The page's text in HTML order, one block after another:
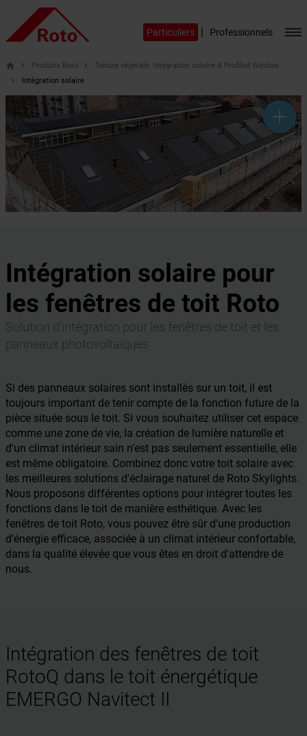
Particuliers | Professionnels
help_outline
headset_mic
mail_outline
home Produits Roto
Toiture végétale, Intégration solaire & Profiled Window
Intégration solaire
Intégration solaire pour
les fenêtres de toit Roto
Solution d'intégration pour les fenêtres de toit et les
panneaux photovoltaïques
Si des panneaux solaires sont installés sur un toit, il est
toujours important de tenir compte de la fonction future de la
pièce située sous le toit. Si vous souhaitez utiliser cet espace
comme une zone de vie, la création de lumière naturelle et
d'un climat intérieur sain n'est pas seulement essentielle, elle
est même obligatoire. Combinez donc votre toit solaire avec
les meilleures solutions d'éclairage naturel de Roto Skylights.
Nous proposons différentes options pour intégrer toutes les
fonctions dans le toit de manière esthétique. Avec les
fenêtres de toit Roto, vous pouvez être sûr d'une production
d'énergie efficace, associée à un climat intérieur confortable,
dans la qualité élevée que vous êtes en droit d'attendre de
nous.
Intégration des fenêtres de toit
RotoQ dans le toit énergétique
EMERGO Navitect II